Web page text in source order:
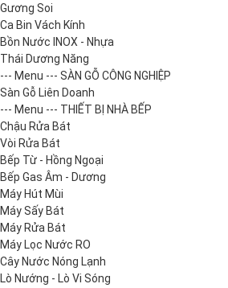
Gương Soi
Ca Bin Vách Kính
Bồn Nước INOX - Nhựa
Thái Dương Năng
--- Menu --- SÀN GỖ CÔNG NGHIỆP
Sàn Gỗ Liên Doanh
--- Menu --- THIẾT BỊ NHÀ BẾP
Chậu Rửa Bát
Vòi Rửa Bát
Bếp Từ - Hồng Ngoại
Bếp Gas Âm - Dương
Máy Hút Mùi
Máy Sấy Bát
Máy Rửa Bát
Máy Lọc Nước RO
Cây Nước Nóng Lạnh
Lò Nướng - Lò Vi Sóng